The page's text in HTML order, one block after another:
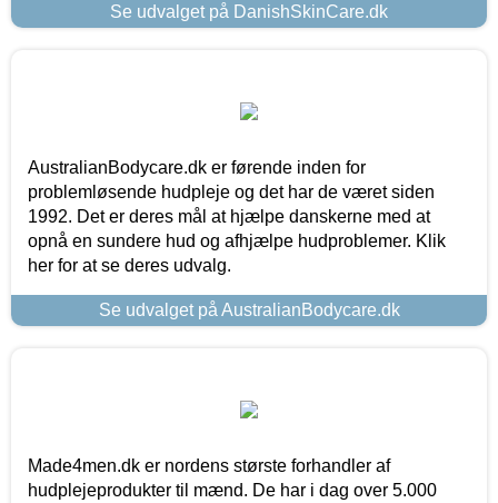
Se udvalget på DanishSkinCare.dk
AustralianBodycare.dk er førende inden for
problemløsende hudpleje og det har de været siden
1992. Det er deres mål at hjælpe danskerne med at
opnå en sundere hud og afhjælpe hudproblemer. Klik
her for at se deres udvalg.
Se udvalget på AustralianBodycare.dk
Made4men.dk er nordens største forhandler af
hudplejeprodukter til mænd. De har i dag over 5.000